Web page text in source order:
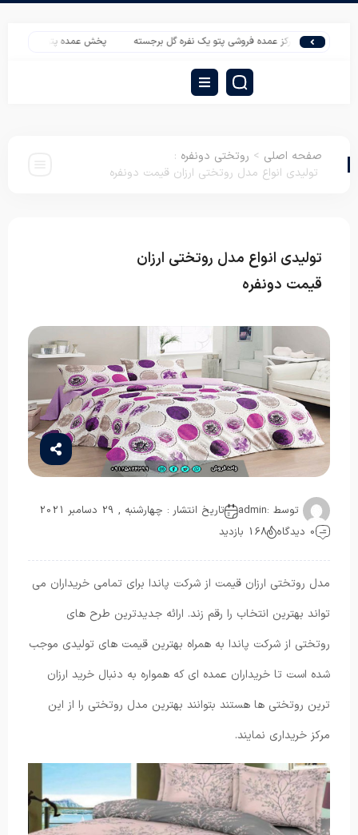
مرکز عمده فروشی پتو یک نفره گل برجسته پخش عمده پتو مسافرتی قیمت
صفحه اصلی > روتختی دونفره :
تولیدی انواع مدل روتختی ارزان قیمت دونفره
تولیدی انواع مدل روتختی ارزان
قیمت دونفره
توسط :admin
تاریخ انتشار : چهارشنبه , 29 دسامبر 2021
0 دیدگاه
168 بازدید
مدل روتختی ارزان قیمت از شرکت پاندا برای تمامی خریداران می
تواند بهترین انتخاب را رقم زند. ارائه جدیدترین طرح های
روتختی از شرکت پاندا به همراه بهترین قیمت های تولیدی موجب
شده است تا خریداران عمده ای که همواره به دنبال خرید ارزان
ترین روتختی ها هستند بتوانند بهترین مدل روتختی را از این
مرکز خریداری نمایند.